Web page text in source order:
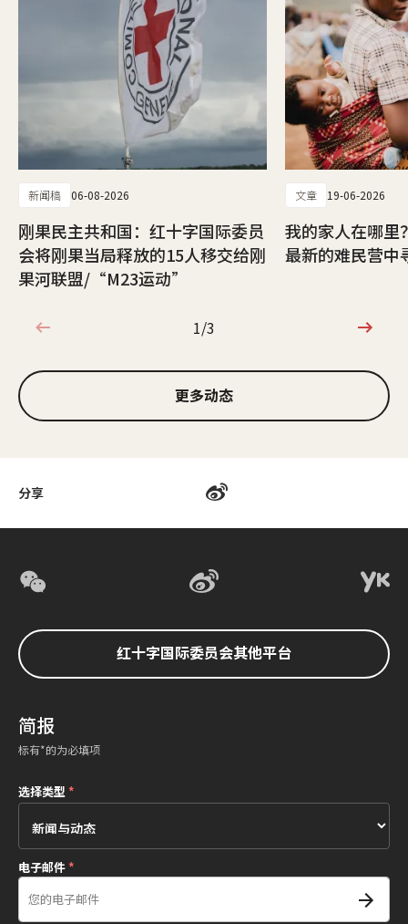
分享
新闻稿 06-08-2026
刚果民主共和国：红十字国际委员
会将刚果当局释放的15人移交给刚
果河联盟/“M23运动”
文章 19-06-2026
我的家人在哪里
最新的难民营中
1/3
1/3
更多动态
红十字国际委员会其他平台
简报
标有*的为必填项
选择类型 *
电子邮件*